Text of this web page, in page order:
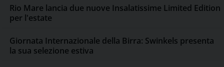
Rio Mare lancia due nuove Insalatissime Limited Edition
per l'estate
Giornata Internazionale della Birra: Swinkels presenta
la sua selezione estiva